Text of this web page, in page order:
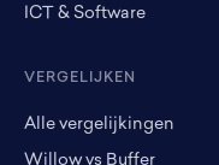
ICT & Software
VERGELIJKEN
Alle vergelijkingen
Willow vs Buffer